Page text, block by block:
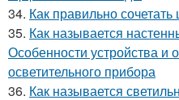
34. Как правильно
35. Как называется
Особенности устройства и
осветительного прибора
36. Как называется